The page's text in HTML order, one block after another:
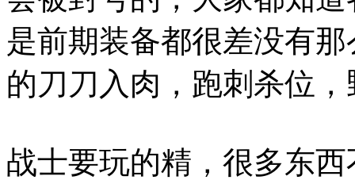
是前期装备都很差没有
的刀刀入肉，跑刺杀位
战士要玩的精，很多东